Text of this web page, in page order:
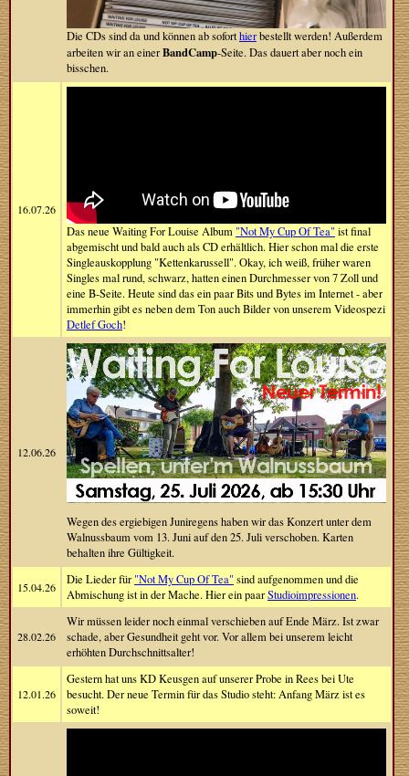
Die CDs sind da und können ab soforthierbestellt werden! Außerdem
arbeiten wir an einerBandCamp-Seite. Das dauert aber noch ein
bisschen.
16.07.26
Das neue Waiting For Louise Album "Not My Cup Of Tea" ist final
abgemischt und bald auch als CD erhältlich. Hier schon mal die erste
Singleauskopplung "Kettenkarussell". Okay, ich weiß, früher waren
Singles mal rund, schwarz, hatten einen Durchmesser von 7 Zoll und
eine B-Seite. Heute sind das ein paar Bits und Bytes im Internet - aber
immerhin gibt es neben dem Ton auch Bilder von unserem Videospezi
Detlef Goch!
12.06.26
Wegen des ergiebigen Juniregens haben wir das Konzert unter dem
Walnussbaum vom 13. Juni auf den 25. Juli verschoben. Karten
behalten ihre Gültigkeit.
15.04.26 Die Lieder für "Not My Cup Of Tea" sind aufgenommen und die
Abmischung ist in der Mache. Hier ein paarStudioimpressionen.
28.02.26
Wir müssen leider noch einmal verschieben auf Ende März. Ist zwar
schade, aber Gesundheit geht vor. Vor allem bei unserem leicht
erhöhten Durchschnittsalter!
12.01.26
Gestern hat uns KD Keusgen auf unserer Probe in Rees bei Ute
besucht. Der neue Termin für das Studio steht: Anfang März ist es
soweit!